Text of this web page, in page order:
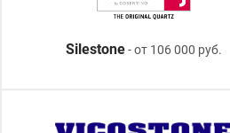
Silestone- от 106 000 руб.